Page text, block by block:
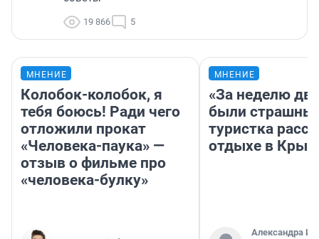
19 866 5
МНЕНИЕ
Колобок-колобок, я
тебя боюсь! Ради чего
отложили прокат
«Человека-паука» —
отзыв о фильме про
«человека-булку»
МНЕНИЕ
«За неделю
были
туристка
отдыхе в
Александра